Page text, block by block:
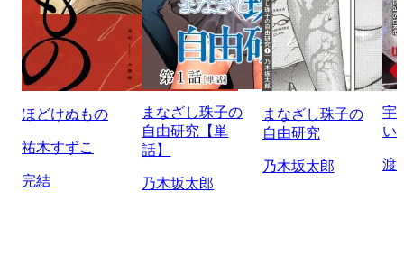
ほどけぬもの
祐木すずこ
完結
まなざし珠子の
自由研究【単
話】
乃木坂太郎
まなざし珠子の
自由研究
乃木坂太郎
宇
い
渡